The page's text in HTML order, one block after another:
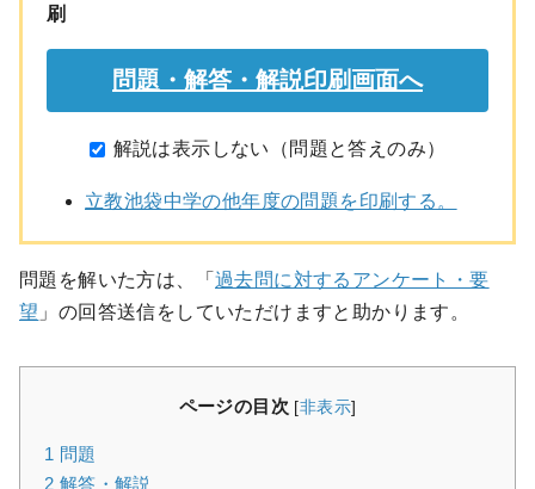
刷
解説は表示しない（問題と答えのみ）
立教池袋中学の他年度の問題を印刷する。
問題を解いた方は、「 過去問に対するアンケート・要
望 」の回答送信をしていただけますと助かります。
ページの目次 [非表示]
1 問題
2 解答・解説